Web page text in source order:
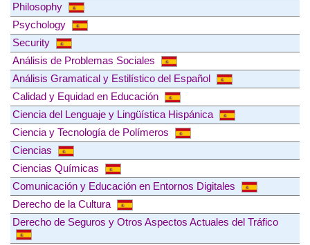
Philosophy
Psychology
Security
Análisis de Problemas Sociales
Análisis Gramatical y Estilístico del Español
Calidad y Equidad en Educación
Ciencia del Lenguaje y Lingüística Hispánica
Ciencia y Tecnología de Polímeros
Ciencias
Ciencias Químicas
Comunicación y Educación en Entornos Digitales
Derecho de la Cultura
Derecho de Seguros y Otros Aspectos Actuales del Tráfico